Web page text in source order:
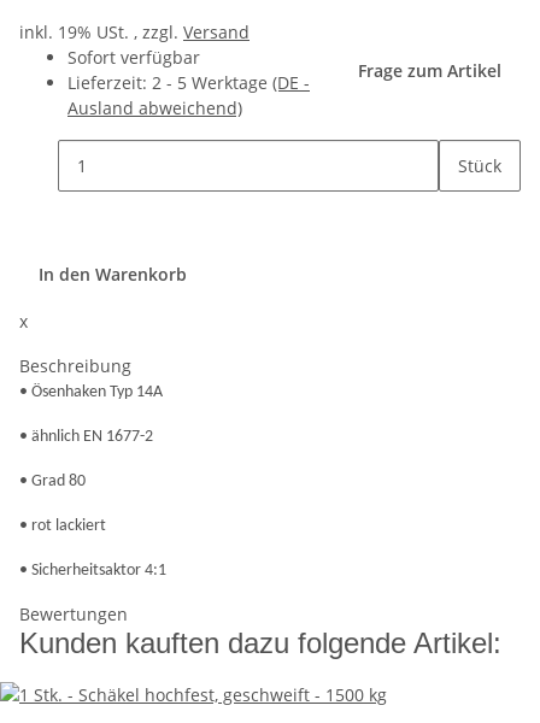
inkl. 19% USt. , zzgl. Versand
Sofort verfügbar
Lieferzeit: 2 - 5 Werktage (DE -
Ausland abweichend)
Frage zum Artikel
Stück
In den Warenkorb
x
Beschreibung
• Ösenhaken Typ 14A
• ähnlich EN 1677-2
• Grad 80
• rot lackiert
• Sicherheitsaktor 4:1
Bewertungen
Kunden kauften dazu folgende Artikel: